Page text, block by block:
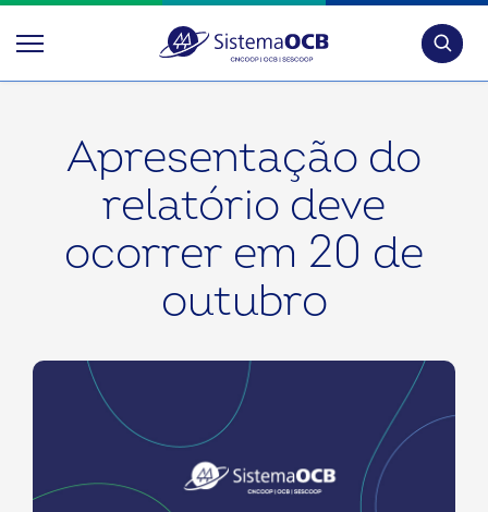
Apresentação do
relatório deve
ocorrer em 20 de
outubro